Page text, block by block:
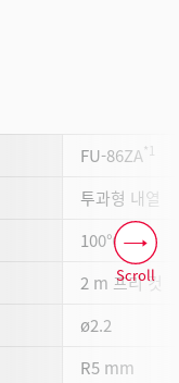
FU-86ZA*1
투과형 내열
100℃ *3
2 m 프리 컷
ø2.2
R5 mm
Scroll